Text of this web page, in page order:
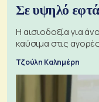
Σε υψηλό
Η αισιοδοξία για
καύσιμα στις
Τζούλη Καλημέρη